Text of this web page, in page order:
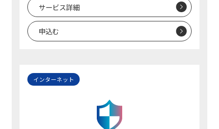
サービス詳細
申込む
インターネット